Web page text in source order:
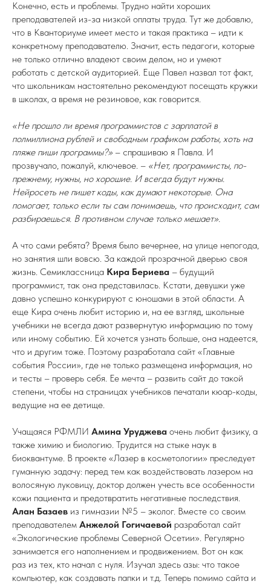
Конечно, есть и проблемы. Трудно найти хороших
преподавателей из-за низкой оплаты труда. Тут же добавлю,
что в Кванториуме имеет место и такая практика – идти к
конкретному преподавателю. Значит, есть педагоги, которые
не только отлично владеют своим делом, но и умеют
работать с детской аудиторией. Еще Павел назвал тот факт,
что школьникам настоятельно рекомендуют посещать кружки
в школах, а время не резиновое, как говорится.
«Не прошло ли время программистов с зарплатой в
полмиллиона рублей и свободным графиком работы, хоть на
пляже пиши программы?» – спрашиваю я Павла. И
прозвучало, пожалуй, ключевое. – «Нет, программисты, по-
прежнему, нужны, но хорошие. И всегда будут нужны.
Нейросеть не пишет коды, как думают некоторые. Она
помогает, только если ты сам понимаешь, что происходит, сам
разбираешься. В противном случае только мешает».
А что сами ребята? Время было вечернее, на улице непогода,
но занятия шли вовсю. За каждой прозрачной дверью своя
жизнь. Семиклассница Кира Бериева – будущий
программист, так она представилась. Кстати, девушки уже
давно успешно конкурируют с юношами в этой области. А
еще Кира очень любит историю и, на ее взгляд, школьные
учебники не всегда дают развернутую информацию по тому
или иному событию. Ей хочется узнать больше, она надеется,
что и другим тоже. Поэтому разработала сайт «Главные
события России», где не только размещена информация, но
и тесты – проверь себя. Ее мечта – развить сайт до такой
степени, чтобы на страницах учебников печатали кюар-коды,
ведущие на ее детище.
Учащаяся РФМЛИ Амина Уруджева очень любит физику, а
также химию и биологию. Трудится на стыке наук в
биоквантуме. В проекте «Лазер в косметологии» преследует
гуманную задачу: перед тем как воздействовать лазером на
волосяную луковицу, доктор должен учесть все особенности
кожи пациента и предотвратить негативные последствия.
Алан Базаев из гимназии №5 – эколог. Вместе со своим
преподавателем Анжелой Гогичаевой разработал сайт
«Экологические проблемы Северной Осетии». Регулярно
занимается его наполнением и продвижением. Вот он как
раз из тех, кто начал с нуля. Изучал здесь азы: что такое
компьютер, как создавать папки и т.д. Теперь помимо сайта и